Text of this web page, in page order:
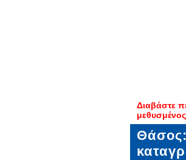
Διαβάστε
Θάσος: